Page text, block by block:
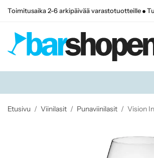
Toimitusaika 2-6 arkipäivää varastotuotteille
Etusivu / Viinilasit / Punaviinilasit / Vision